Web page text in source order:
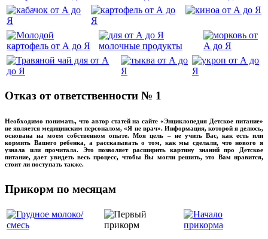
Отказ от ответственности № 1
Необходимо понимать, что автор статей на сайте «Энциклопедия Детское питание»
не является медицинским персоналом, «Я не врач». Информация, которой я делюсь,
основана на моем собственном опыте. Моя цель – не учить Вас, как есть или
кормить Вашего ребенка, а рассказывать о том, как мы сделали, что нового я
узнала или прочитала. Это позволяет расширить картину знаний про Детское
питание, дает увидеть весь процесс, чтобы Вы могли решить, это Вам нравится,
стоит ли поступать также.
Прикорм по месяцам